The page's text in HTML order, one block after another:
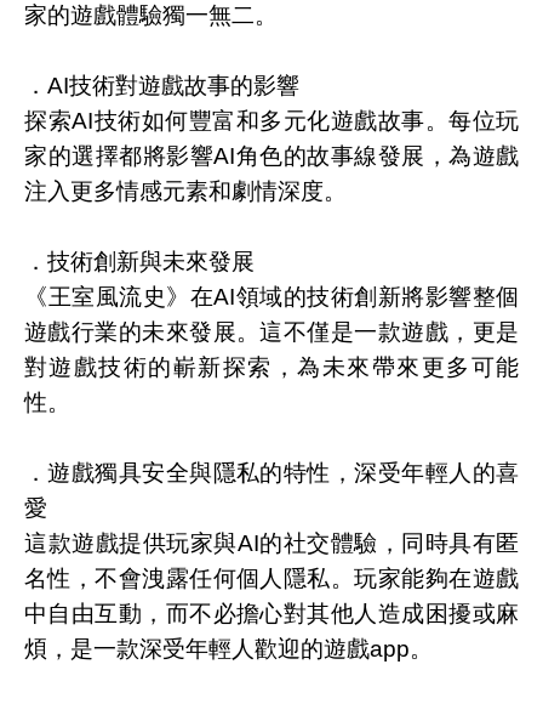
家的遊戲體驗獨一無二。
． AI技術對遊戲故事的影響
探索AI技術如何豐富和多元化遊戲故事。每位玩
家的選擇都將影響AI角色的故事線發展，為遊戲
注入更多情感元素和劇情深度。
．技術創新與未來發展
《王室風流史》在AI領域的技術創新將影響整個
遊戲行業的未來發展。這不僅是一款遊戲，更是
對遊戲技術的嶄新探索，為未來帶來更多可能
性。
．遊戲獨具安全與隱私的特性，深受年輕人的喜
愛
這款遊戲提供玩家與AI的社交體驗，同時具有匿
名性，不會洩露任何個人隱私。玩家能夠在遊戲
中自由互動，而不必擔心對其他人造成困擾或麻
煩，是一款深受年輕人歡迎的遊戲app。